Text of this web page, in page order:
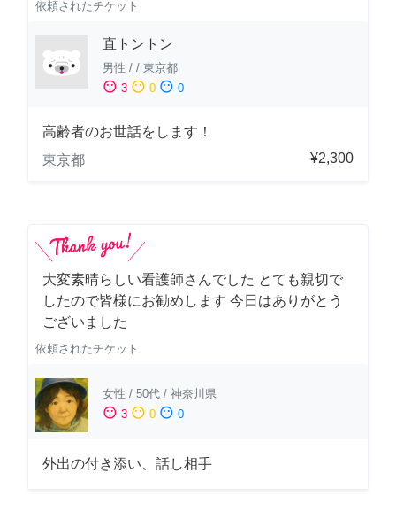
依頼されたチケット
直トントン
男性 / / 東京都
sentiment_satisfied 3 sentiment_neutral 0 sentiment_dissatisfied 0
高齢者のお世話をします！
東京都
¥2,300
大変素晴らしい看護師さんでした とても親切で
したので皆様にお勧めします 今日はありがとう
ございました
依頼されたチケット
女性 / 50代 / 神奈川県
sentiment_satisfied 3 sentiment_neutral 0 sentiment_dissatisfied 0
外出の付き添い、話し相手